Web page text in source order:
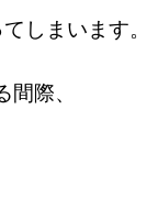
しまいます。
際、